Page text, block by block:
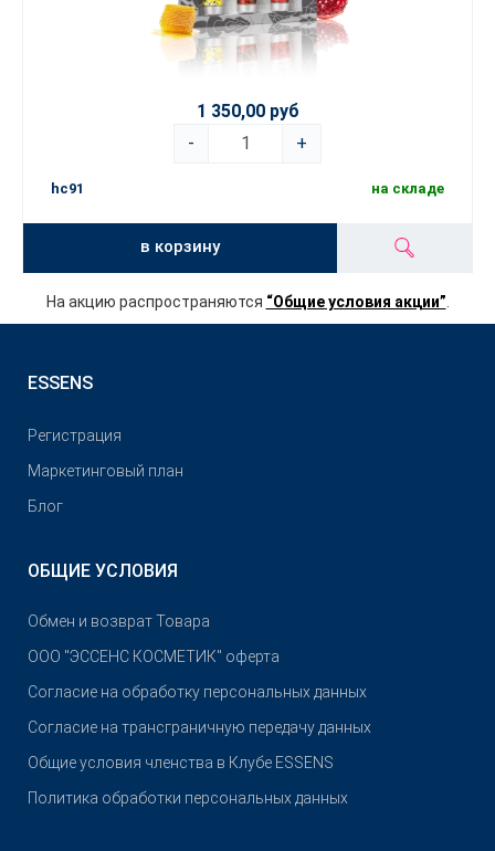
1 350,00 руб
-
+
hc91 на складе
в корзину
На акцию распространяются “Общие условия акции”
ESSENS
Pегистрация
Маркетинговый план
Блог
ОБЩИЕ УСЛОВИЯ
Обмен и возврат Товара
OOO "ЭССЕНС КОСМЕТИК" оферта
Согласие на обработку персональных данных
Согласие на трансграничную передачу данных
Общие условия членства в Клубе ESSENS
Политика обработки персональных данных